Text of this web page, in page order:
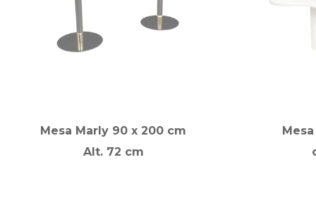
Mesa Marly 90 x 200 cm
Alt. 72 cm